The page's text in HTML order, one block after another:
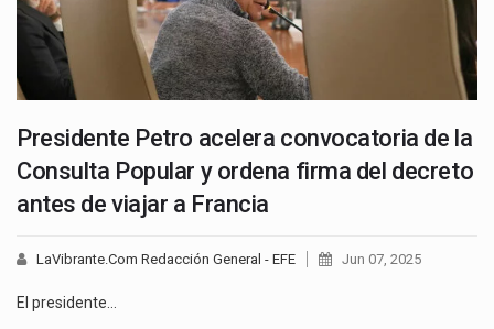
Presidente Petro acelera convocatoria de la
Consulta Popular y ordena firma del decreto
antes de viajar a Francia
LaVibrante.Com Redacción General - EFE Jun 07, 2025
El presidente…